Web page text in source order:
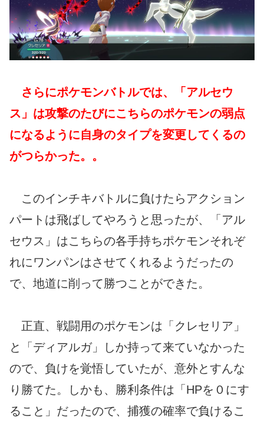
さらにポケモンバトルでは、「アルセウ
ス」は攻撃のたびにこちらのポケモンの弱点
になるように自身のタイプを変更してくるの
がつらかった。。
このインチキバトルに負けたらアクション
パートは飛ばしてやろうと思ったが、「アル
セウス」はこちらの各手持ちポケモンそれぞ
れにワンパンはさせてくれるようだったの
で、地道に削って勝つことができた。
正直、戦闘用のポケモンは「クレセリア」
と「ディアルガ」しか持って来ていなかった
ので、負けを覚悟していたが、意外とすんな
り勝てた。しかも、勝利条件は「HPを０にす
ること」だったので、捕獲の確率で負けるこ